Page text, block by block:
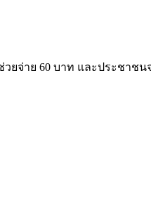
วยจ่าย 60 บาท และประชา